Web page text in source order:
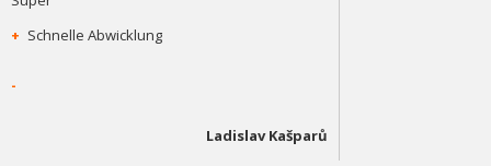
+ Schnelle Abwicklung
-
Ladislav Kašparů